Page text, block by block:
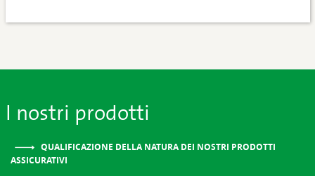
I nostri prodotti
QUALIFICAZIONE DELLA NATURA DEI NOSTRI PRODOTTI
ASSICURATIVI